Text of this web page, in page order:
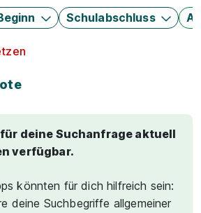
Schulabschluss
deine Suchanfrage aktuell
verfügbar.
könnten für dich hilfreich sein:
deine Suchbegriffe allgemeiner